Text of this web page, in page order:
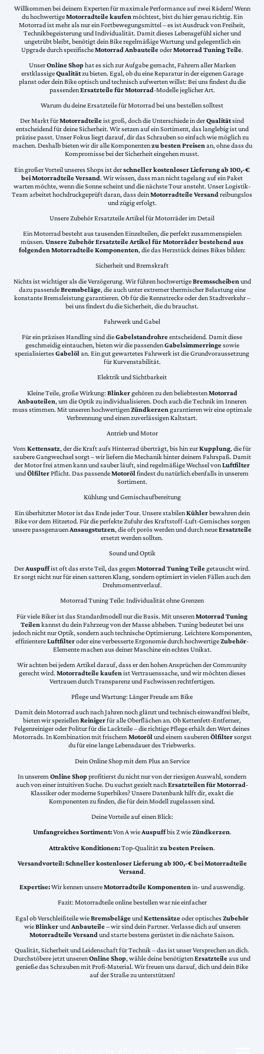
Willkommen bei deinem Experten für maximale Performance auf zwei Rädern! Wenn
du hochwertigeMotorradteile kaufen möchtest, bist du hier genau richtig. Ein
Motorrad ist mehr als nur ein Fortbewegungsmittel – es ist Ausdruck von Freiheit,
Technikbegeisterung und Individualität. Damit dieses Lebensgefühl sicher und
ungetrübt bleibt, benötigt dein Bike regelmäßige Wartung und gelegentlich ein
Upgrade durch spezifischeMotorrad AnbauteileoderMotorrad Tuning Teile.
UnserOnline Shophat es sich zur Aufgabe gemacht, Fahrern aller Marken
erstklassigeQualitätzu bieten. Egal, ob du eine Reparatur in der eigenen Garage
planst oder dein Bike optisch und technisch aufwerten willst: Bei uns findest du die
passendenErsatzteile für Motorrad-Modelle jeglicher Art.
Warum du deine Ersatzteile für Motorrad bei uns bestellen solltest
Der Markt fürMotorradteileist groß, doch die Unterschiede in derQualitätsind
entscheidend für deine Sicherheit. Wir setzen auf ein Sortiment, das langlebig ist und
präzise passt. Unser Fokus liegt darauf, dir das Schrauben so einfach wie möglich zu
machen. Deshalb bieten wir dir alle Komponentenzu besten Preisenan, ohne dass du
Kompromisse bei der Sicherheit eingehen musst.
Ein großer Vorteil unseres Shops ist derschneller kostenloser Lieferung ab 100,-€
bei Motorradteile Versand. Wir wissen, dass man nicht tagelang auf ein Paket
warten möchte, wenn die Sonne scheint und die nächste Tour ansteht. Unser Logistik-
Team arbeitet hochdruckgeprüft daran, dass deinMotorradteile Versand reibungslos
und zügig erfolgt.
Unsere Zubehör Ersatzteile Artikel für Motorräder im Detail
Ein Motorrad besteht aus tausenden Einzelteilen, die perfekt zusammenspielen
müssen. Unsere Zubehör Ersatzteile Artikel für Motorräder bestehend aus
folgenden Motorradteile Komponenten, die das Herzstück deines Bikes bilden:
Sicherheit und Bremskraft
Nichts ist wichtiger als die Verzögerung. Wir führen hochwertigeBremsscheiben und
dazu passendeBremsbeläge, die auch unter extremer thermischer Belastung eine
konstante Bremsleistung garantieren. Ob für die Rennstrecke oder den Stadtverkehr –
bei uns findest du die Sicherheit, die du brauchst.
Fahrwerk und Gabel
Für ein präzises Handling sind dieGabelstandrohreentscheidend. Damit diese
geschmeidig eintauchen, bieten wir die passendenGabelsimmerringesowie
spezialisiertesGabelölan. Ein gut gewartetes Fahrwerk ist die Grundvoraussetzung
für Kurvenstabilität.
Elektrik und Sichtbarkeit
Kleine Teile, große Wirkung: Blinkergehören zu den beliebtestenMotorrad
Anbauteilen, um die Optik zu individualisieren. Doch auch die Technik im Inneren
muss stimmen. Mit unseren hochwertigenZündkerzen garantieren wir eine optimale
Verbrennung und einen zuverlässigen Kaltstart.
Antrieb und Motor
VomKettensatz, der die Kraft aufs Hinterrad überträgt, bis hin zurKupplung, die für
saubere Gangwechsel sorgt – wir liefern die Mechanik hinter deinem Fahrspaß. Damit
der Motor frei atmen kann und sauber läuft, sind regelmäßige Wechsel vonLuftfilter
undÖlfilterPflicht. Das passendeMotorölfindest du natürlich ebenfalls in unserem
Sortiment.
Kühlung und Gemischaufbereitung
Ein überhitzter Motor ist das Ende jeder Tour. Unsere stabilenKühlerbewahren dein
Bike vor dem Hitzetod. Für die perfekte Zufuhr des Kraftstoff-Luft-Gemisches sorgen
unsere passgenauenAnsaugstutzen, die oft porös werden und durch neueErsatzteile
ersetzt werden sollten.
Sound und Optik
DerAuspuffist oft das erste Teil, das gegenMotorrad Tuning Teilegetauscht wird.
Er sorgt nicht nur für einen satteren Klang, sondern optimiert in vielen Fällen auch den
Drehmomentverlauf.
Motorrad Tuning Teile: Individualität ohne Grenzen
Für viele Biker ist das Standardmodell nur die Basis. Mit unserenMotorrad Tuning
Teilen kannst du dein Fahrzeug von der Masse abheben. Tuning bedeutet bei uns
jedoch nicht nur Optik, sondern auch technische Optimierung. Leichtere Komponenten,
effizientereLuftfilteroder eine verbesserte Ergonomie durch hochwertigeZubehör-
Elemente machen aus deiner Maschine ein echtes Unikat.
Wir achten bei jedem Artikel darauf, dass er den hohen Ansprüchen der Community
gerecht wird. Motorradteile kaufen ist Vertrauenssache, und wir möchten dieses
Vertrauen durch Transparenz und Fachwissen rechtfertigen.
Pflege und Wartung: Länger Freude am Bike
Damit dein Motorrad auch nach Jahren noch glänzt und technisch einwandfrei bleibt,
bieten wir speziellenReinigerfür alle Oberflächen an. Ob Kettenfett-Entferner,
Felgenreiniger oder Politur für die Lackteile – die richtige Pflege erhält den Wert deines
Motorrads. In Kombination mit frischemMotorölund einem sauberenÖlfiltersorgst
du für eine lange Lebensdauer des Triebwerks.
Dein Online Shop mit dem Plus an Service
In unserem Online Shopprofitierst du nicht nur von der riesigen Auswahl, sondern
auch von einer intuitiven Suche. Du suchst gezielt nachErsatzteilen für Motorrad-
Klassiker oder moderne Superbikes? Unsere Datenbank hilft dir, exakt die
Komponenten zu finden, die für dein Modell zugelassen sind.
Deine Vorteile auf einen Blick:
Umfangreiches Sortiment:Von A wieAuspuffbis Z wieZündkerzen.
Attraktive Konditionen:Top-Qualitätzu besten Preisen.
Versandvorteil:Schneller kostenloser Lieferung ab 100,-€ bei Motorradteile
Versand.
Expertise:Wir kennen unsereMotorradteile Komponentenin- und auswendig.
Fazit: Motorradteile online bestellen war nie einfacher
Egal ob Verschleißteile wieBremsbelägeundKettensätzeoder optischesZubehör
wieBlinkerundAnbauteile– wir sind dein Partner. Verlasse dich auf unseren
Motorradteile Versand und starte bestens gerüstet in die nächste Saison.
Qualität, Sicherheit und Leidenschaft für Technik – das ist unser Versprechen an dich.
Durchstöbere jetzt unserenOnline Shop, wähle deine benötigtenErsatzteileaus und
genieße das Schrauben mit Profi-Material. Wir freuen uns darauf, dich und dein Bike
auf der Straße zu unterstützen!